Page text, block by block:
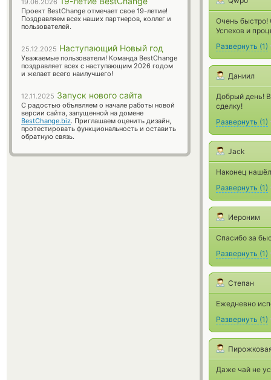
Очень быстро!
Успехов и
Развернуть (1)
Даниил
Добрый день!
сделку!
Развернуть (1)
Jack
Наконец
Развернуть (1)
Иероним
Спасибо за
Развернуть (1)
Степан
Ежедневно
Развернуть (1)
Даже чай не
19.06.2026
Проект BestChange отмечает свое 19-летие!
Поздравляем всех наших партнеров, коллег и
пользователей.
25.12.2025 Наступающий Новый год
Уважаемые пользователи! Команда BestChange
поздравляет всех с наступающим 2026 годом
и желает всего наилучшего!
12.11.2025 Запуск нового сайта
С радостью объявляем о начале работы новой
версии сайта, запущенной на домене
BestChange.biz. Приглашаем оценить дизайн,
протестировать функциональность и оставить
обратную связь.